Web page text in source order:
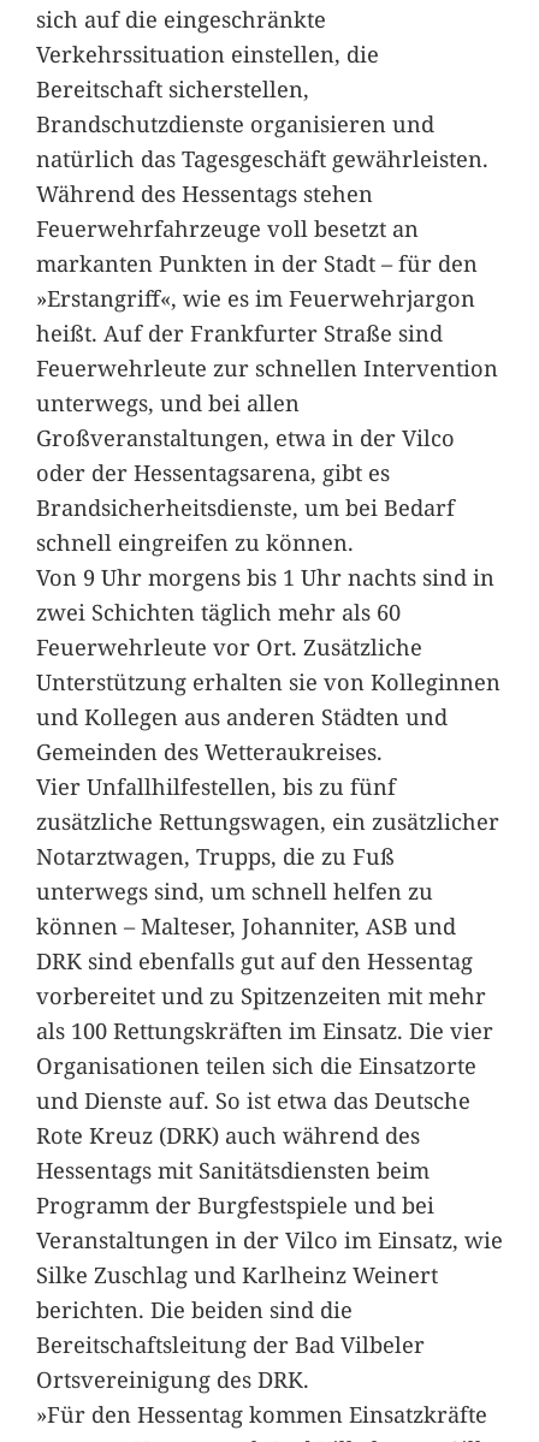
sich auf die eingeschränkte
Verkehrssituation einstellen, die
Bereitschaft sicherstellen,
Brandschutzdienste organisieren und
natürlich das Tagesgeschäft gewährleisten.
Während des Hessentags stehen
Feuerwehrfahrzeuge voll besetzt an
markanten Punkten in der Stadt – für den
»Erstangriff«, wie es im Feuerwehrjargon
heißt. Auf der Frankfurter Straße sind
Feuerwehrleute zur schnellen Intervention
unterwegs, und bei allen
Großveranstaltungen, etwa in der Vilco
oder der Hessentagsarena, gibt es
Brandsicherheitsdienste, um bei Bedarf
schnell eingreifen zu können.
Von 9 Uhr morgens bis 1 Uhr nachts sind in
zwei Schichten täglich mehr als 60
Feuerwehrleute vor Ort. Zusätzliche
Unterstützung erhalten sie von Kolleginnen
und Kollegen aus anderen Städten und
Gemeinden des Wetteraukreises.
Vier Unfallhilfestellen, bis zu fünf
zusätzliche Rettungswagen, ein zusätzlicher
Notarztwagen, Trupps, die zu Fuß
unterwegs sind, um schnell helfen zu
können – Malteser, Johanniter, ASB und
DRK sind ebenfalls gut auf den Hessentag
vorbereitet und zu Spitzenzeiten mit mehr
als 100 Rettungskräften im Einsatz. Die vier
Organisationen teilen sich die Einsatzorte
und Dienste auf. So ist etwa das Deutsche
Rote Kreuz (DRK) auch während des
Hessentags mit Sanitätsdiensten beim
Programm der Burgfestspiele und bei
Veranstaltungen in der Vilco im Einsatz, wie
Silke Zuschlag und Karlheinz Weinert
berichten. Die beiden sind die
Bereitschaftsleitung der Bad Vilbeler
Ortsvereinigung des DRK.
»Für den Hessentag kommen Einsatzkräfte